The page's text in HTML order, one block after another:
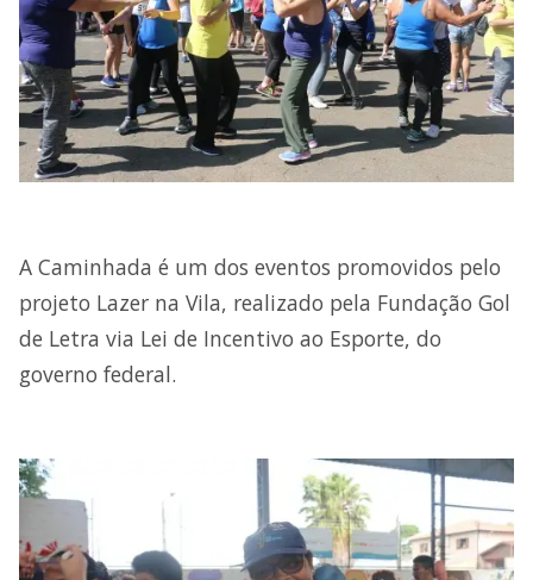
A Caminhada é um dos eventos promovidos pelo
projeto Lazer na Vila, realizado pela Fundação Gol
de Letra via Lei de Incentivo ao Esporte, do
governo federal.